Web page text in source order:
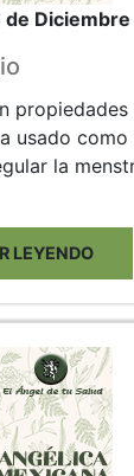
de
usado
la
LEYENDO